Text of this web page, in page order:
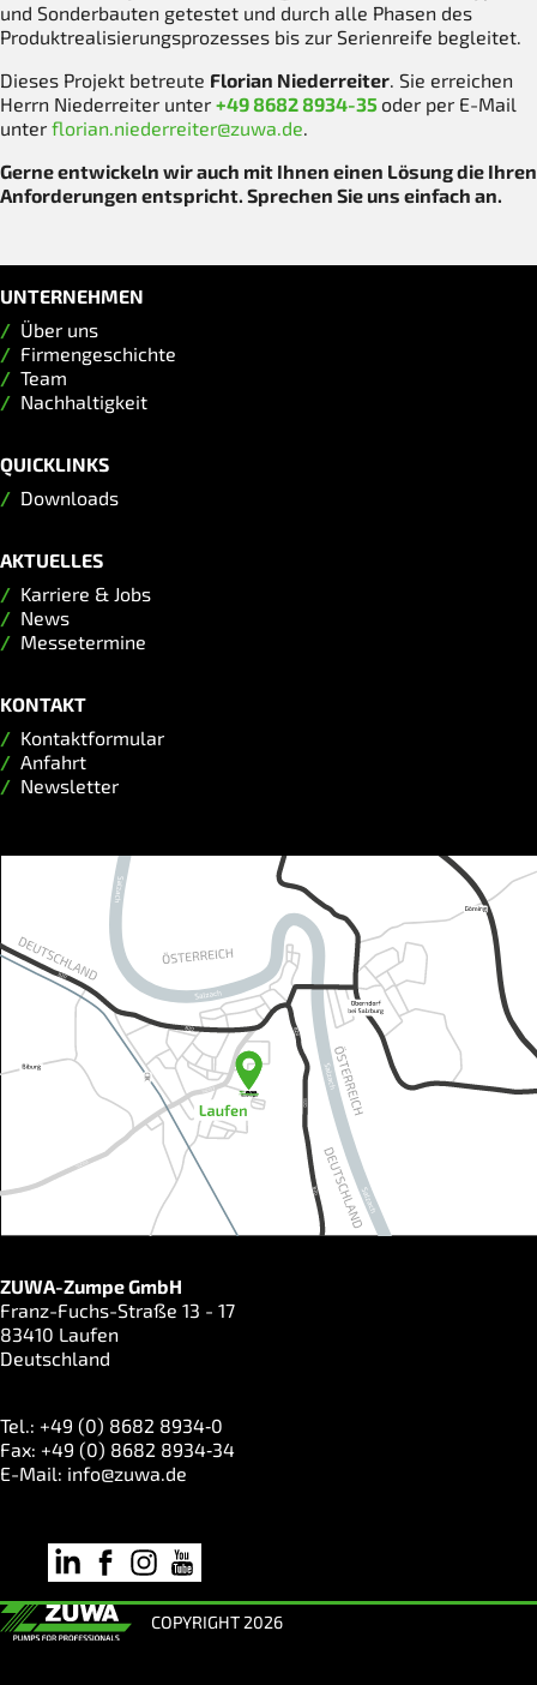
und Sonderbauten getestet und durch alle Phasen des
Produktrealisierungsprozesses bis zur Serienreife begleitet.
Dieses Projekt betreute Florian Niederreiter. Sie erreichen
Herrn Niederreiter unter +49 8682 8934-35 oder per E-Mail
unter florian.niederreiter@zuwa.de.
Gerne entwickeln wir auch mit Ihnen einen Lösung die Ihren
Anforderungen entspricht. Sprechen Sie uns einfach an.
UNTERNEHMEN
Über uns
Firmengeschichte
Team
Nachhaltigkeit
QUICKLINKS
Downloads
AKTUELLES
Karriere & Jobs
News
Messetermine
KONTAKT
Kontaktformular
Anfahrt
Newsletter
ZUWA-Zumpe GmbH
Franz-Fuchs-Straße 13 - 17
83410 Laufen
Deutschland
Tel.: +49 (0) 8682 8934‑0
Fax: +49 (0) 8682 8934‑34
E-Mail: info@zuwa.de
COPYRIGHT 2026